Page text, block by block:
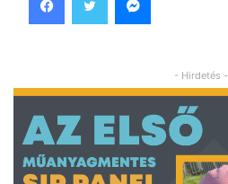
- Hirdetés -